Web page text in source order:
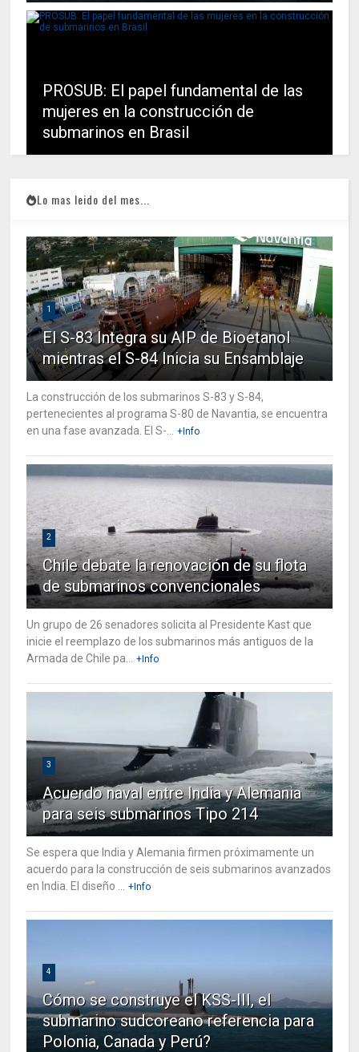
PROSUB: El papel fundamental de las
mujeres en la construcción de
submarinos en Brasil
Lo mas leido del mes...
1
El S-83 Integra su AIP de Bioetanol
mientras el S-84 Inicia su Ensamblaje
La construcción de los submarinos S-83 y S-84,
pertenecientes al programa S-80 de Navantia, se encuentra
en una fase avanzada. El S-...
+Info
2
Chile debate la renovación de su flota
de submarinos convencionales
Un grupo de 26 senadores solicita al Presidente Kast que
inicie el reemplazo de los submarinos más antiguos de la
Armada de Chile pa...
+Info
3
Acuerdo naval entre India y Alemania
para seis submarinos Tipo 214
Se espera que India y Alemania firmen próximamente un
acuerdo para la construcción de seis submarinos avanzados
en India. El diseño ...
+Info
4
Cómo se construye el KSS-III, el
submarino sudcoreano referencia para
Polonia, Canada y Perú?